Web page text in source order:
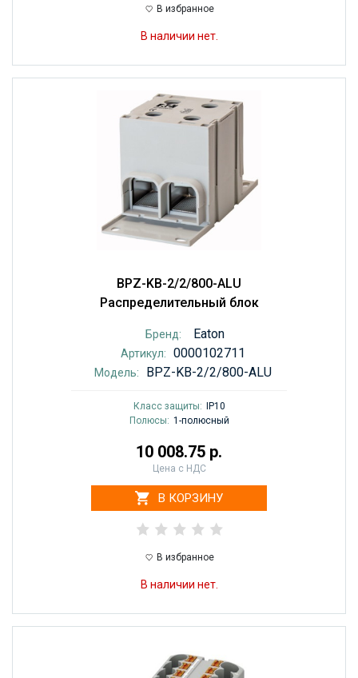
В избранное
В наличии нет.
BPZ-KB-2/2/800-ALU
Распределительный блок
Бренд: Eaton
Артикул: 0000102711
Модель: BPZ-KB-2/2/800-ALU
Класс защиты:
IP10
Полюсы: 1-полюсный
10 008.75 р.
Цена с НДС
В КОРЗИНУ
В избранное
В наличии нет.